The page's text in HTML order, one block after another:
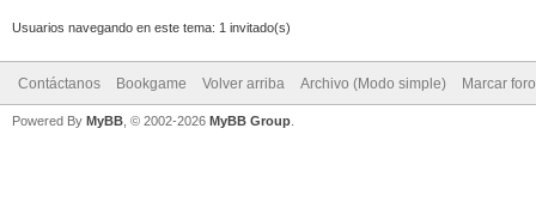
Usuarios navegando en este tema: 1 invitado(s)
Contáctanos Bookgame Volver arriba Archivo (Modo simple) Marcar
Powered By MyBB , © 2002-2026 MyBB Group